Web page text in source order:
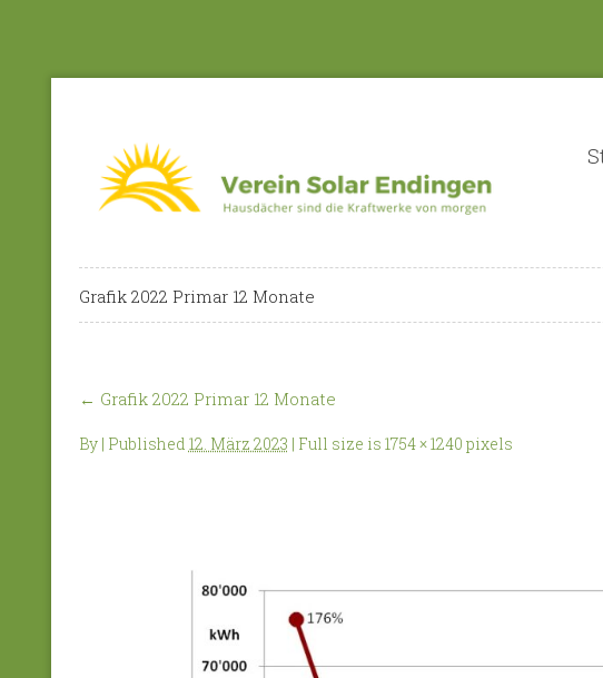
Grafik 2022 Primar 12 Monate
← Grafik 2022 Primar 12 Monate
By | Published 12. März 2023 | Full size is 1754 × 1240 pixels